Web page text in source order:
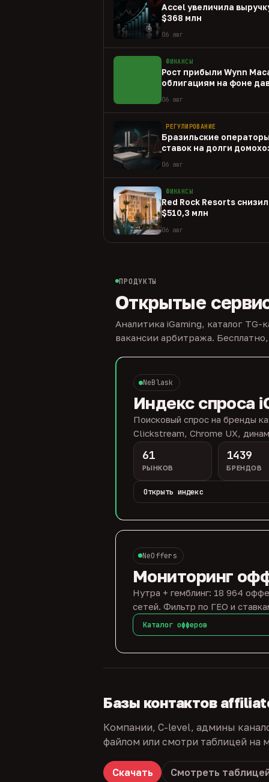
Accel увеличила
$368 млн
06 авг
ФИНАНСЫ
Рост прибыли Wynn
облигациям на фоне
06 авг
РЕГУЛИРОВАНИЕ
Бразильские
ставок на долги
06 авг
ФИНАНСЫ
Red Rock Resorts
$510,3 млн
06 авг
ПРОДУКТЫ
Открытые
Аналитика iGaming, каталог
вакансии арбитража.
NeBlask
Индекс спроса
Поисковый спрос на бренды
Clickstream, Chrome UX,
61
РЫНКОВ
1439
БРЕНДОВ
Открыть индекс
NeOffers
Мониторинг
Нутра + гемблинг: 18 964
сетей. Фильтр по ГЕО и
Каталог офферов
Базы контактов
Компании, C-level, админы
файлом или смотри таблицей на
Скачать Смотреть